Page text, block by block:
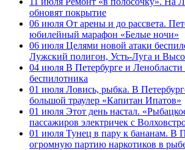
обновят покрытие
06 июля От арены и до рассвета.
юбилейный марафон «Белые ночи»
06 июля Целями новой атаки
Лужский полигон, Усть-Луга и
04 июля В Петербурге и Ленобласти
беспилотника
01 июля Ловись, рыбка. В
большой траулер «Капитан Ипатов»
01 июля Этот день настал.
пассажиров электричек с
01 июля Тунец в пару к бананам. В
огромную партию наркотиков в